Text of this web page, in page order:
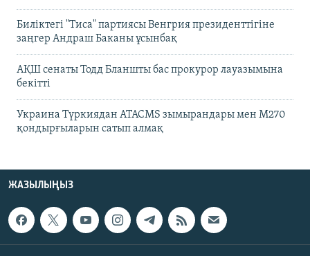
Биліктегі "Тиса" партиясы Венгрия президенттігіне
заңгер Андраш Баканы ұсынбақ
АҚШ сенаты Тодд Бланшты бас прокурор лауазымына
бекітті
Украина Түркиядан ATACMS зымырандары мен M270
қондырғыларын сатып алмақ
ЖАЗЫЛЫҢЫЗ